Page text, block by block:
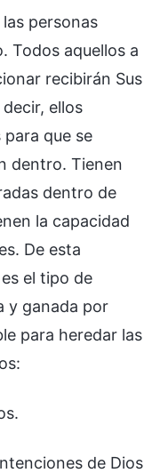
personas
Todos aquellos a
recibirán Sus
ellos
que se
dentro. Tienen
dentro de
la capacidad
De esta
el tipo de
y ganada por
para heredar las
de Dios